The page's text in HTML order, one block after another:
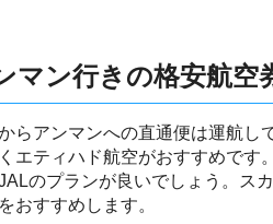
マン行きの格安航空
らアンマンへの直通便は運航
エティハド航空がおすすめです
のプランが良いでしょう。ス
おすすめします。